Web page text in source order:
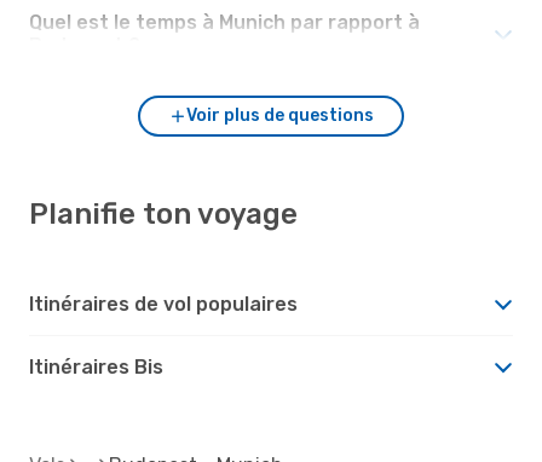
Quel est le temps à Munich par rapport à
Voir plus de questions
Planifie ton voyage
Itinéraires de vol populaires
Itinéraires Bis